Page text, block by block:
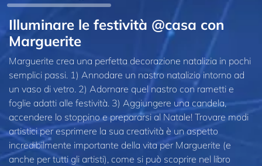
Illuminare le festività @casa con
Marguerite
Marguerite crea una perfetta decorazione natalizia in pochi
semplici passi. 1) Annodare un nastro natalizio intorno ad
un vaso di vetro. 2) Adornare quel nastro con rametti e
foglie adatti alle festività. 3) Aggiungere una candela,
accendere lo stoppino e prepararsi al Natale! Trovare modi
artistici per esprimere la sua creatività è un aspetto
incredibilmente importante della vita per Marguerite (e
anche per tutti gli artisti), come si può scoprire nel libro